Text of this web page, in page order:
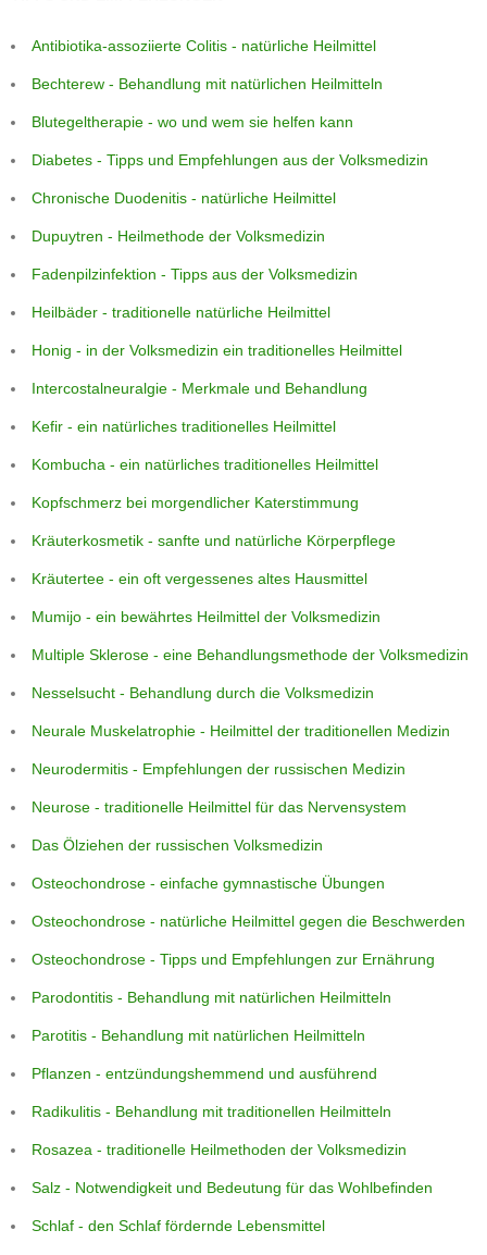
Antibiotika-assoziierte Colitis - natürliche Heilmittel
Bechterew - Behandlung mit natürlichen Heilmitteln
Blutegeltherapie - wo und wem sie helfen kann
Diabetes - Tipps und Empfehlungen aus der Volksmedizin
Chronische Duodenitis - natürliche Heilmittel
Dupuytren - Heilmethode der Volksmedizin
Fadenpilzinfektion - Tipps aus der Volksmedizin
Heilbäder - traditionelle natürliche Heilmittel
Honig - in der Volksmedizin ein traditionelles Heilmittel
Intercostalneuralgie - Merkmale und Behandlung
Kefir - ein natürliches traditionelles Heilmittel
Kombucha - ein natürliches traditionelles Heilmittel
Kopfschmerz bei morgendlicher Katerstimmung
Kräuterkosmetik - sanfte und natürliche Körperpflege
Kräutertee - ein oft vergessenes altes Hausmittel
Mumijo - ein bewährtes Heilmittel der Volksmedizin
Multiple Sklerose - eine Behandlungsmethode der Volksmedizin
Nesselsucht - Behandlung durch die Volksmedizin
Neurale Muskelatrophie - Heilmittel der traditionellen Medizin
Neurodermitis - Empfehlungen der russischen Medizin
Neurose - traditionelle Heilmittel für das Nervensystem
Das Ölziehen der russischen Volksmedizin
Osteochondrose - einfache gymnastische Übungen
Osteochondrose - natürliche Heilmittel gegen die Beschwerden
Osteochondrose - Tipps und Empfehlungen zur Ernährung
Parodontitis - Behandlung mit natürlichen Heilmitteln
Parotitis - Behandlung mit natürlichen Heilmitteln
Pflanzen - entzündungshemmend und ausführend
Radikulitis - Behandlung mit traditionellen Heilmitteln
Rosazea - traditionelle Heilmethoden der Volksmedizin
Salz - Notwendigkeit und Bedeutung für das Wohlbefinden
Schlaf - den Schlaf fördernde Lebensmittel